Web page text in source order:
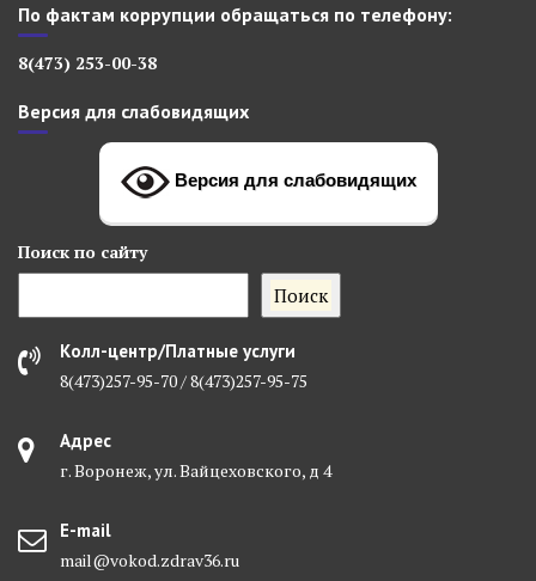
По фактам коррупции обращаться по телефону:
8(473) 253-00-38
Версия для слабовидящих
Версия для слабовидящих
Поиск по сайту
Поиск
Колл-центр/Платные услуги
8(473)257-95-70 / 8(473)257-95-75
Адрес
г. Воронеж, ул. Вайцеховского, д 4
E-mail
mail@vokod.zdrav36.ru